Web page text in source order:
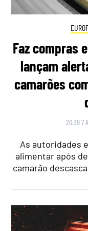
Faz compras
lançam
camarões
20:30 7
As autoridades
alimentar após
camarão